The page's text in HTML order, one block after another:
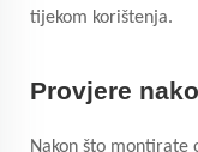
tijekom korištenja.
Provjere
Nakon što montirate